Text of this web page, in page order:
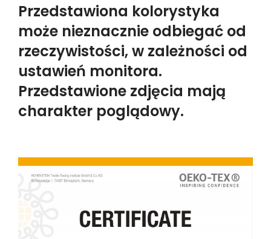
Przedstawiona kolorystyka
może nieznacznie odbiegać od
rzeczywistości, w zależności od
ustawień monitora.
Przedstawione zdjęcia mają
charakter poglądowy.